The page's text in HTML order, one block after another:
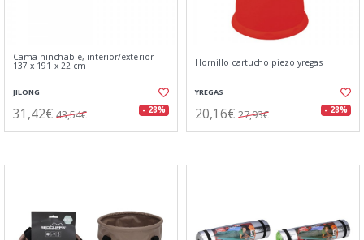
Cama hinchable, interior/exterior
137 x 191 x 22 cm
JILONG
31,42€ 43,54€ - 28%
Hornillo cartucho piezo yregas
YREGAS
20,16€ 27,93€ - 28%